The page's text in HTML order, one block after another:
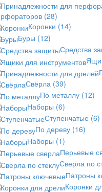
(28)
Коронки (14)
Буры (12)
Средства
Свёрла (39)
По металлу (12)
Наборы (6)
Ступенчатые (6)
По дереву (16)
Наборы (1)
Перьевые
Сверла по
Патроны
Коронки